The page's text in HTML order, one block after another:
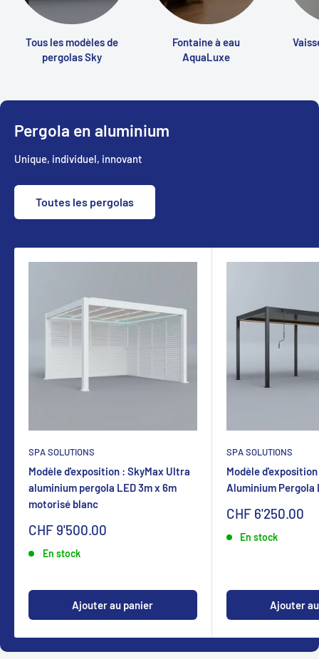
Tous les modèles de
pergolas Sky
Fontaine à eau
AquaLuxe
Pergola en aluminium
Unique, individuel, innovant
Toutes les pergolas
SPA SOLUTIONS
Modèle d'exposition : SkyMax Ultra
aluminium pergola LED 3m x 6m
motorisé blanc
Sonderpreis
CHF 9'500.00
En stock
Ajouter au panier
SPA SOLUTIONS
Modèle
Aluminium Pergola
Sonderpreis
CHF 6'250.00
En stock
Ajouter